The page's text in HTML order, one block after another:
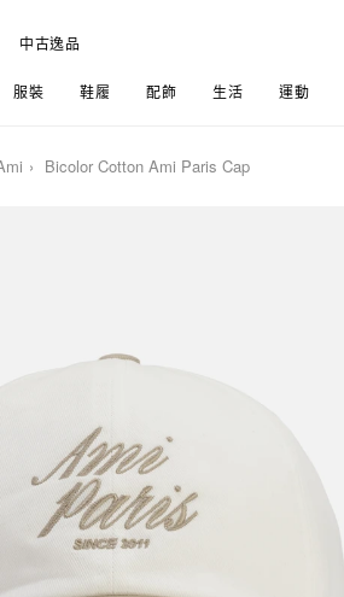
中古逸品
服裝 鞋履 配飾 生活 運動
Bicolor Cotton Ami Paris Cap